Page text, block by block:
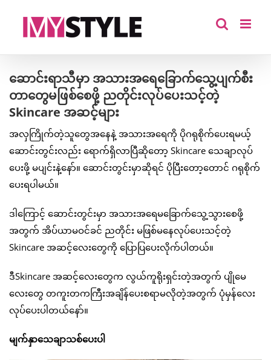
ဆောင်းရာသီမှာ အသားအရေခြောက်သွေ့ပျက်စီး
တာတွေမဖြစ်စေဖို့ ညတိုင်းလုပ်ပေးသင့်တဲ့
Skincare အဆင့်များ
အလှကြိုက်တဲ့သူတွေအနေနဲ့ အသားအရေကို ပိုဂရုစိုက်ပေးရမယ့်
ဆောင်းတွင်းလည်း ရောက်ရှိလာပြီဆိုတော့ Skincare သေချာလုပ်
ပေးဖို့ မပျင်းနဲ့နော်။ ဆောင်းတွင်းမှာဆိုရင် ပိုပြီးတော့တောင် ဂရုစိုက်
ပေးရပါမယ်။
ဒါကြောင့် ဆောင်းတွင်းမှာ အသားအရေမခြောက်သွေ့သွားစေဖို့
အတွက် အိပ်ယာမဝင်ခင် ညတိုင်း မဖြစ်မနေလုပ်ပေးသင့်တဲ့
Skincare အဆင့်လေးတွေကို ပြောပြပေးလိုက်ပါတယ်။
ဒီSkincare အဆင့်လေးတွေက လွယ်ကူရိုးရှင်းတဲ့အတွက် ပျိုမေ
လေးတွေ တကူးတကကြီးအချိန်ပေးစရာမလိုတဲ့အတွက် ပုံမှန်လေး
လုပ်ပေးပါတယ်နော်။
မျက်နှာသေချာသစ်ပေးပါ